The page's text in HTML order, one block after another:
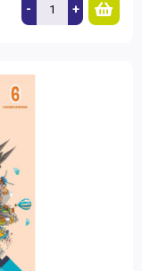
- +